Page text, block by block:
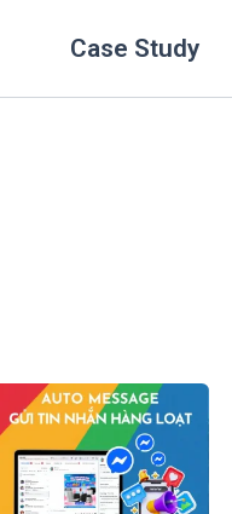
Case Study